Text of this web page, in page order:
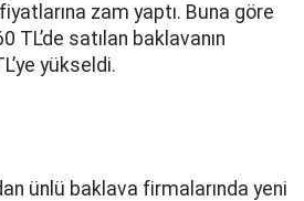
zam yaptı. Buna göre
TL’de satılan baklavanın
yükseldi.
ünlü baklava firmalarında yeni